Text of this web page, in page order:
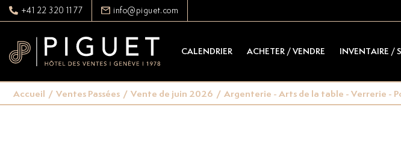
+41 22 320 11 77 info@piguet.com
CALENDRIER ACHETER / VENDRE INVENTAIRE /
Accueil / Ventes Passées / Vente de juin 2026 / Argenterie - Arts de la table - Verrerie -